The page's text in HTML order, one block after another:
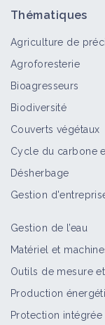
Thématiques
Agriculture de
Agroforesterie
Bioagresseurs
Biodiversité
Couverts végétaux
Cycle du carbone
Désherbage
Gestion
Gestion de l’eau
Matériel et
Outils de mesure
Production
Protection